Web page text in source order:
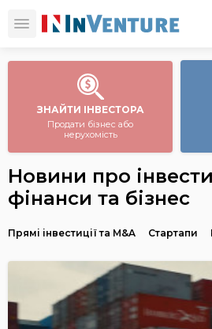
ЗНАЙТИ ІНВЕСТОРА
Продати бізнес або
нерухомість
Новини про
фінанси та бізнес
Прямі інвестиції та M&A Стартапи